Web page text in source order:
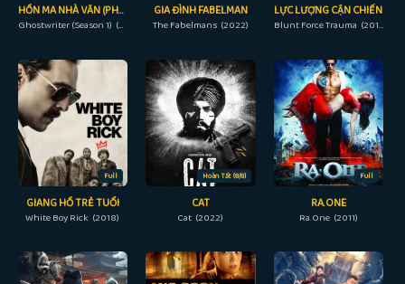
HỒN MA NHÀ VĂN (PHẦN 1)
Ghostwriter (Season 1) (2019)
GIA ĐÌNH FABELMAN
The Fabelmans (2022)
LỰC LƯỢNG CẬN CHIẾN
Blunt Force Trauma (2015)
Full
GIANG HỒ TRẺ TUỔI
White Boy Rick (2018)
Hoàn Tất (8/8)
CAT
Cat (2022)
Full
RA.ONE
Ra.One (2011)